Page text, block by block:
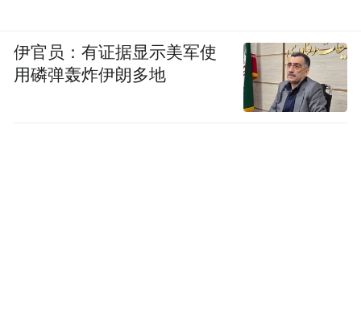
伊官员：有证据显示美军使
用磷弹轰炸伊朗多地